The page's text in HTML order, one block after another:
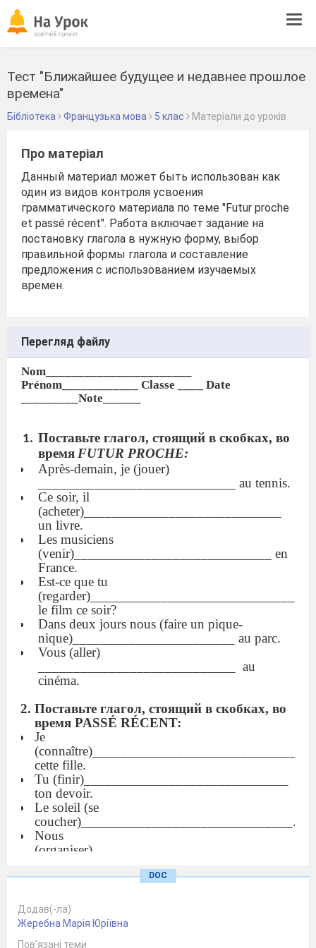
Тест "Ближайшее будущее и недавнее прошлое
времена"
Бібліотека Французька мова 5 клас Матеріали до уроків
Про матеріал
Данный материал может быть использован как
один из видов контроля усвоения
грамматического материала по теме "Futur proche
et passé récent". Работа включает задание на
постановку глагола в нужную форму, выбор
правильной формы глагола и составление
предложения с использованием изучаемых
времен.
Перегляд файлу
Nom_______________________
Prénom____________ Classe ____ Date
_________Note______
Поставьте глагол, стоящий в скобках, во
время FUTUR PROCHE:
Après-demain, je (jouer)
____________________________ au tennis.
Ce soir, il
(acheter)____________________________
un livre.
Les musiciens
(venir)____________________________ en
France.
Est-ce que tu
(regarder)_____________________________
le film ce soir?
Dans deux jours nous (faire un pique-
nique)_______________________ au parc.
Vous (aller)
au
cinéma.
Поставьте глагол, стоящий в скобках, во
время PASSÉ RÉCENT:
Je
(connaître)_____________________________
cette fille.
Tu (finir)_____________________________
ton devoir.
Le soleil (se
coucher)______________________________.
Nous
(organiser)______________________________
Vous (travailler)
maths.
Les amis
(arriver)_____________________________ à
DOC
Додав(-ла)
Жеребна Марія Юріївна
Пов’язані теми